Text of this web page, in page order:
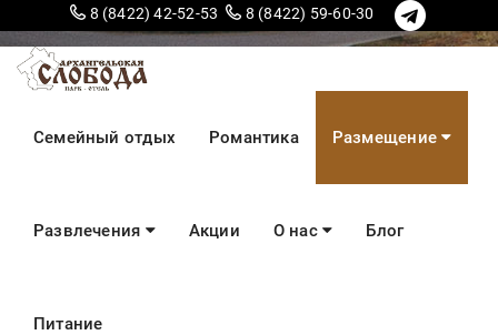
8 (8422) 42-52-53 8 (8422) 59-60-30
Семейный отдых Романтика Размещение
Развлечения Акции О нас Блог
Питание
Дом-студия №45